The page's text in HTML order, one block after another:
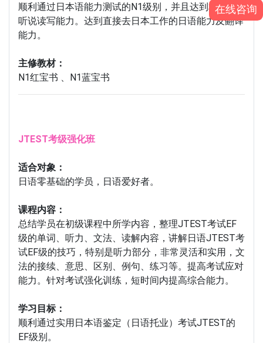
顺利通过日本语能力测试的N1级别，并且达到相应的
听说读写能力。达到直接去日本工作的日语能力及翻译
能力。
主修教材：
N1红宝书 、N1蓝宝书
JTEST考级强化班
适合对象：
日语零基础的学员，日语爱好者。
课程内容：
总结学员在初级课程中所学内容，整理JTEST考试EF
级的单词、听力、文法、读解内容，讲解日语JTEST考
试EF级的技巧，特别是听力部分，非常灵活和实用，文
法的接续、意思、区别、例句、练习等。提高考试应对
能力。针对考试强化训练，短时间内提高综合能力。
学习目标：
顺利通过实用日本语鉴定（日语托业）考试JTEST的
EF级别。
在线咨询